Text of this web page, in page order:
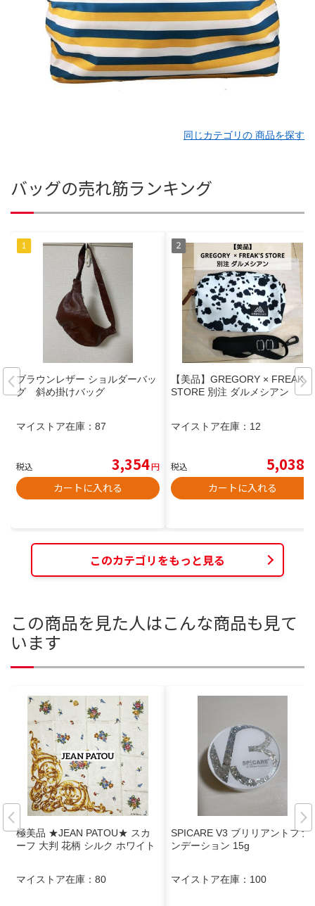
同じカテゴリの 商品を探す
バッグの売れ筋ランキング
ブラウンレザー ショルダーバッ
グ 斜め掛けバッグ
マイストア在庫： 87
税込 3,354円
カートに入れる
【美品】GREGORY × FREAKS
STORE 別注 ダルメシアン
マイストア在庫： 12
税込 5,038
カートに入れる
このカテゴリをもっと見る
この商品を見た人はこんな商品も見て
います
極美品 ★JEAN PATOU★ スカ
ーフ 大判 花柄 シルク ホワイト
マイストア在庫： 80
SPICARE V3 ブリリアントファ
ンデーション 15g
マイストア在庫： 100